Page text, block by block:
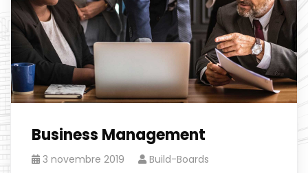
Business Management
3 novembre 2019 Build-Boards